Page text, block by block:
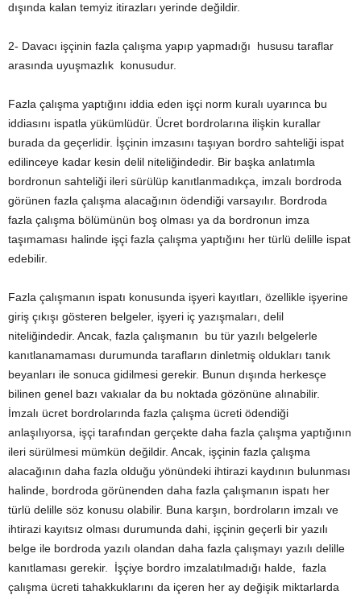
dışında kalan temyiz itirazları yerinde değildir.
2- Davacı işçinin fazla çalışma yapıp yapmadığı hususu taraflar
arasında uyuşmazlık konusudur.
Fazla çalışma yaptığını iddia eden işçi norm kuralı uyarınca bu
iddiasını ispatla yükümlüdür. Ücret bordrolarına ilişkin kurallar
burada da geçerlidir. İşçinin imzasını taşıyan bordro sahteliği ispat
edilinceye kadar kesin delil niteliğindedir. Bir başka anlatımla
bordronun sahteliği ileri sürülüp kanıtlanmadıkça, imzalı bordroda
görünen fazla çalışma alacağının ödendiği varsayılır. Bordroda
fazla çalışma bölümünün boş olması ya da bordronun imza
taşımaması halinde işçi fazla çalışma yaptığını her türlü delille ispat
edebilir.
Fazla çalışmanın ispatı konusunda işyeri kayıtları, özellikle işyerine
giriş çıkışı gösteren belgeler, işyeri iç yazışmaları, delil
niteliğindedir. Ancak, fazla çalışmanın bu tür yazılı belgelerle
kanıtlanamaması durumunda tarafların dinletmiş oldukları tanık
beyanları ile sonuca gidilmesi gerekir. Bunun dışında herkesçe
bilinen genel bazı vakıalar da bu noktada gözönüne alınabilir.
İmzalı ücret bordrolarında fazla çalışma ücreti ödendiği
anlaşılıyorsa, işçi tarafından gerçekte daha fazla çalışma yaptığının
ileri sürülmesi mümkün değildir. Ancak, işçinin fazla çalışma
alacağının daha fazla olduğu yönündeki ihtirazi kaydının bulunması
halinde, bordroda görünenden daha fazla çalışmanın ispatı her
türlü delille söz konusu olabilir. Buna karşın, bordroların imzalı ve
ihtirazi kayıtsız olması durumunda dahi, işçinin geçerli bir yazılı
belge ile bordroda yazılı olandan daha fazla çalışmayı yazılı delille
kanıtlaması gerekir. İşçiye bordro imzalatılmadığı halde, fazla
çalışma ücreti tahakkuklarını da içeren her ay değişik miktarlarda